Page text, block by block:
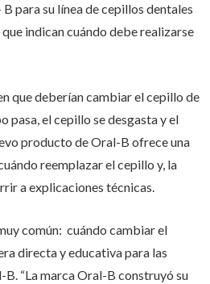
B para su línea de cepillos dentales
indican cuándo debe realizarse
que deberían cambiar el cepillo de
pasa, el cepillo se desgasta y el
producto de Oral-B ofrece una
reemplazar el cepillo y, la
a explicaciones técnicas.
común: cuándo cambiar el
directa y educativa para las
“La marca Oral-B construyó su